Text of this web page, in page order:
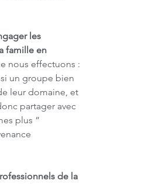
les
famille en
nous effectuons :
un groupe bien
leur domaine, et
partager avec
plus “
de la